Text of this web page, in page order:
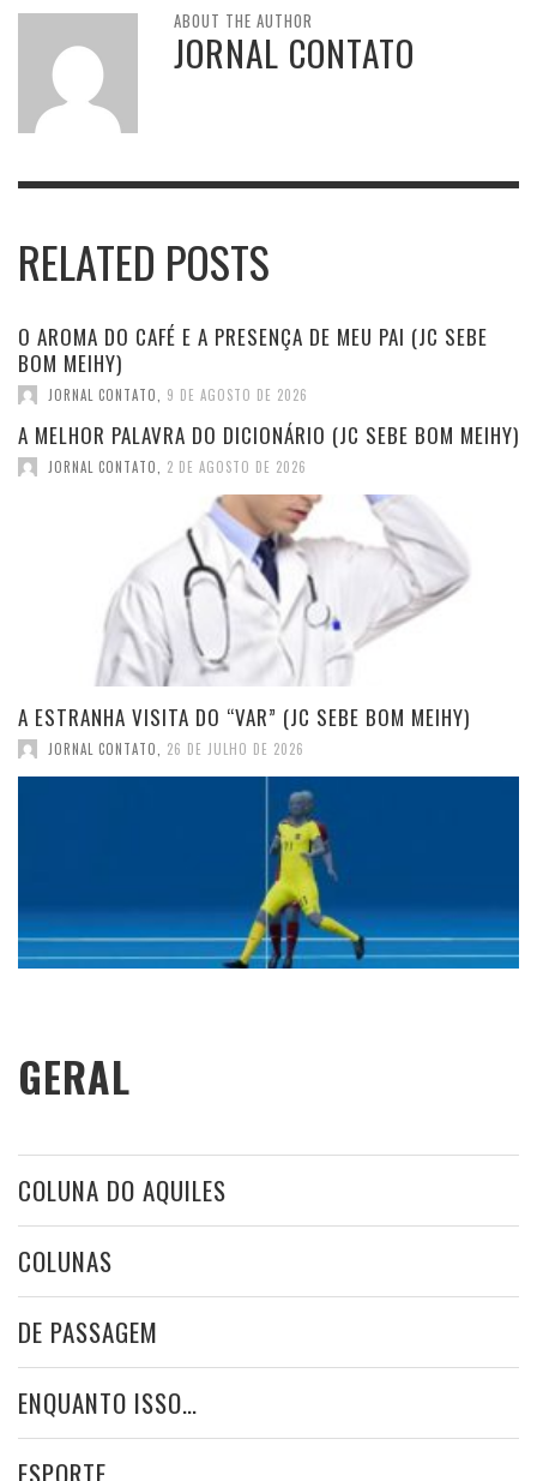
ABOUT THE AUTHOR
JORNAL CONTATO
RELATED POSTS
O AROMA DO CAFÉ E A PRESENÇA DE MEU PAI (JC SEBE
BOM MEIHY)
JORNAL CONTATO 9 DE AGOSTO DE 2026
A MELHOR PALAVRA DO DICIONÁRIO (JC SEBE BOM MEIHY)
JORNAL CONTATO 2 DE AGOSTO DE 2026
A ESTRANHA VISITA DO “VAR” (JC SEBE BOM MEIHY)
JORNAL CONTATO 26 DE JULHO DE 2026
GERAL
COLUNA DO AQUILES
COLUNAS
DE PASSAGEM
ENQUANTO ISSO…
ESPORTE